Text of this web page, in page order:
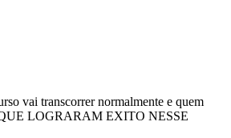
vai transcorrer normalmente e quem
QUE LOGRARAM EXITO NESSE